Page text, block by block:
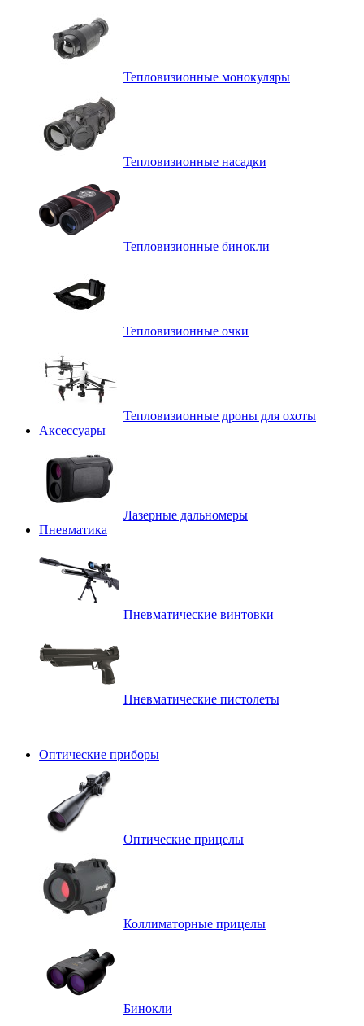
Тепловизионные монокуляры
Тепловизионные насадки
Тепловизионные бинокли
Тепловизионные очки
Тепловизионные дроны для охоты
Аксессуары
Лазерные дальномеры
Пневматика
Пневматические винтовки
Пневматические пистолеты
Оптические приборы
Оптические прицелы
Коллиматорные прицелы
Бинокли